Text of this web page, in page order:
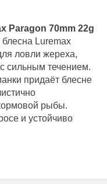
Paragon 70mm 22g
Luremax
ловли жереха,
сильным течением.
придаёт блесне
рыбы.
и устойчиво